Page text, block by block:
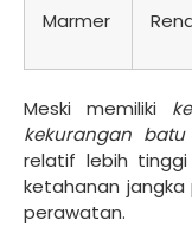
Marmer
Meski memiliki
kekurangan
relatif lebih tinggi
ketahanan jangka
perawatan.